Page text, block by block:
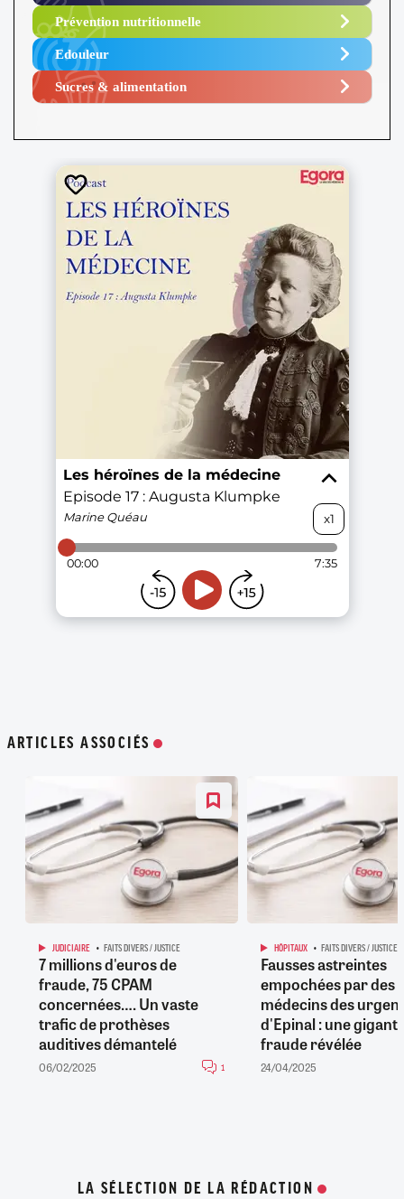
Prévention nutritionnelle
Edouleur​
Sucres & alimentation​
ARTICLES ASSOCIÉS
JUDICIAIRE FAITS DIVERS / JUSTICE
7 millions d'euros de
fraude, 75 CPAM
concernées…. Un vaste
trafic de prothèses
auditives démantelé
06/02/2025 1
HÔPITAUX FAITS DIVERS / JUSTICE
Fausses astreintes
empochées par des
médecins des
d'Epinal : une
fraude révélée
24/04/2025
LA SÉLECTION DE LA RÉDACTION